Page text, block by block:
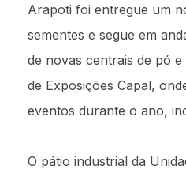
Arapoti foi entregue um
sementes e segue em
de novas centrais de pó
de Exposições Capal,
eventos durante o ano,
O pátio industrial da